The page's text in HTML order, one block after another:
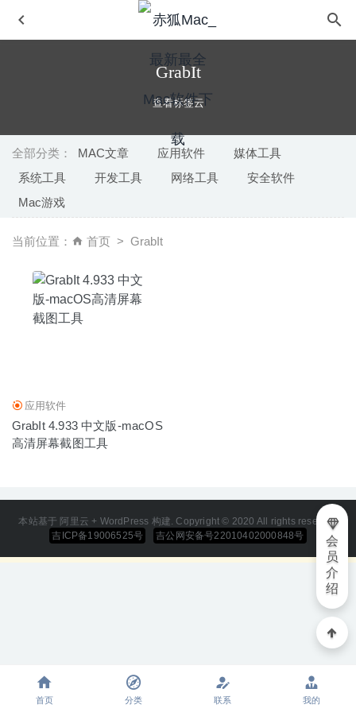
GrabIt
查看标签云
全部分类： MAC文章 应用软件
媒体工具
系统工具
开发工具 网络工具
安全软件
Mac游戏
当前位置： 首页 GrabIt
应用软件
GrabIt 4.933 中文版-macOS
高清屏幕截图工具
本站基于 阿里云 + WordPress 构建. Copyright © 2020 All rights reserved
吉ICP备19006525号
吉公网安备号22010402000848号
会
员
介
绍
2026-01-29
GrandTotal 6.1.2 – 发票模板设计及管理工具
RAW Power 3.0 – 优秀的RAW图像处理工具
Picture Collage Maker 3.7.7 中文版 – 照片拼接制作工具
2021-12-04
首页 分类 联系 我的